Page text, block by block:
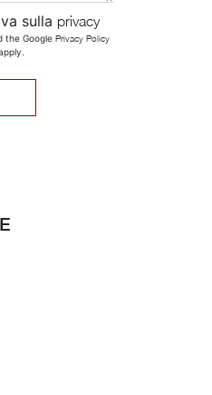
sulla privacy
the Google Privacy Policy